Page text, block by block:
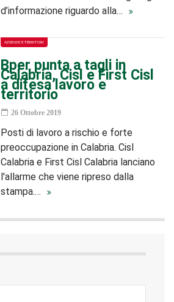
d’informazione riguardo alla…
AZIENDE E TERRITORI
Bper punta a tagli in
Calabria, Cisl e First Cisl
a difesa lavoro e
territorio
26 Ottobre 2019
Posti di lavoro a rischio e forte
preoccupazione in Calabria. Cisl
Calabria e First Cisl Calabria lanciano
l'allarme che viene ripreso dalla
stampa.…